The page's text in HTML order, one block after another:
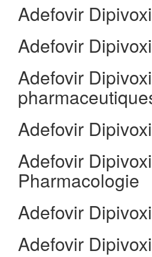
Adefovir
Adefovir
Adefovir
Adefovir
Adefovir
Pharmacologie
Adefovir
Adefovir